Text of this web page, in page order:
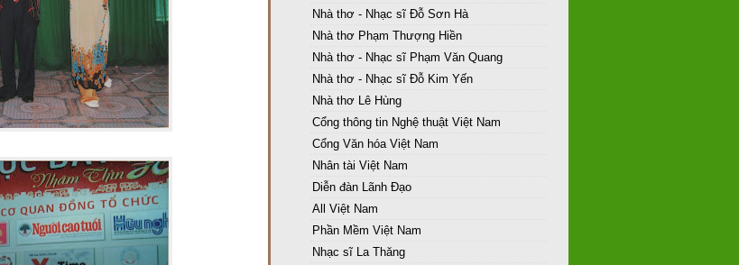
Nhà thơ - Nhạc sĩ Đỗ Sơn Hà
Nhà thơ Phạm Thượng Hiền
Nhà thơ - Nhạc sĩ Phạm Văn Quang
Nhà thơ - Nhạc sĩ Đỗ Kim Yến
Nhà thơ Lê Hùng
Cổng thông tin Nghệ thuật Việt Nam
Cổng Văn hóa Việt Nam
Nhân tài Việt Nam
Diễn đàn Lãnh Đạo
All Việt Nam
Phần Mềm Việt Nam
Nhạc sĩ La Thăng